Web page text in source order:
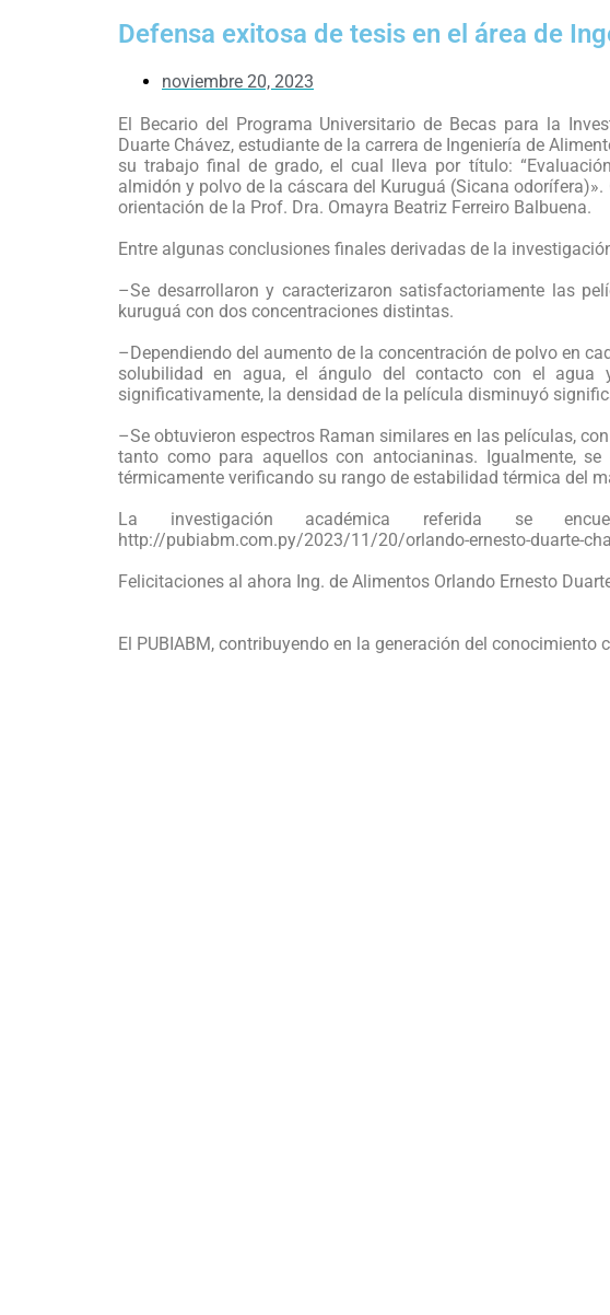
Defensa exitosa de tesis en el área de
noviembre 20, 2023
El Becario del Programa Universitario de Becas para la
Duarte Chávez, estudiante de la carrera de Ingeniería de
su trabajo final de grado, el cual lleva por título:
almidón y polvo de la cáscara del Kuruguá (Sicana
orientación de la Prof. Dra. Omayra Beatriz Ferreiro Balbuena.
Entre algunas conclusiones finales derivadas de la
–Se desarrollaron y caracterizaron satisfactoriamente las
kuruguá con dos concentraciones distintas.
–Dependiendo del aumento de la concentración de polvo en
solubilidad en agua, el ángulo del contacto con el
significativamente, la densidad de la película disminuyó
–Se obtuvieron espectros Raman similares en las películas,
tanto como para aquellos con antocianinas. Igualmente,
térmicamente verificando su rango de estabilidad térmica del
La investigación académica referida se
http://pubiabm.com.py/2023/11/20/orlando-ernesto-duarte-
Felicitaciones al ahora Ing. de Alimentos Orlando Ernesto
El PUBIABM, contribuyendo en la generación del conocimiento